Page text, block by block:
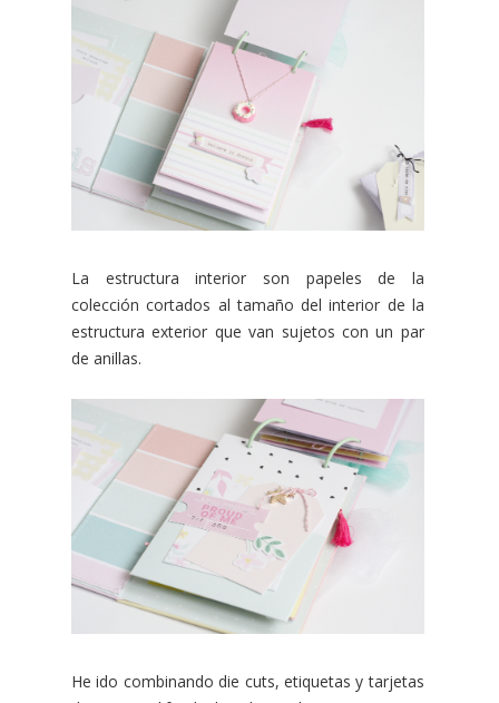
La estructura interior son papeles de la
colección cortados al tamaño del interior de la
estructura exterior que van sujetos con un par
de anillas.
He ido combinando die cuts, etiquetas y tarjetas